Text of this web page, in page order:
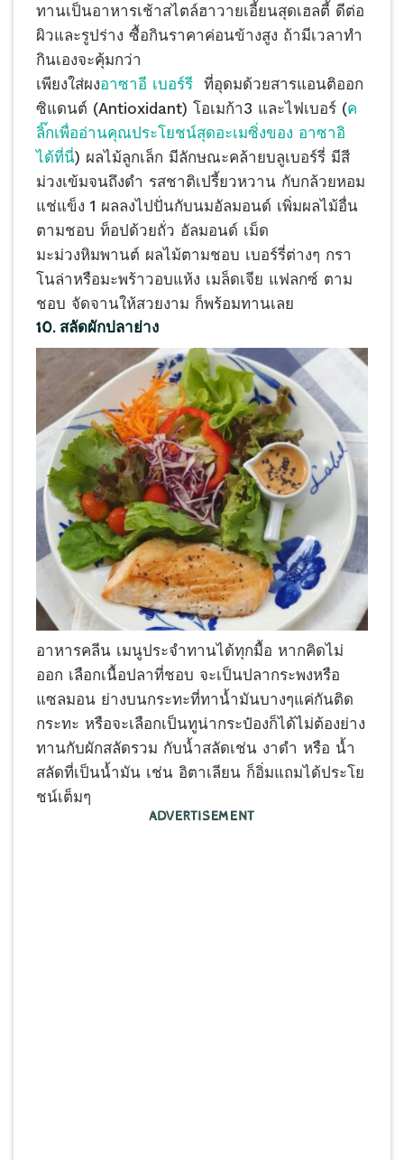
ทานเป็นอาหารเช้าสไตล์ฮาวายเอี้ยนสุดเฮลตี้ ดีต่อ
ผิวและรูปร่าง ซื้อกินราคาค่อนข้างสูง ถ้ามีเวลาทำ
กินเองจะคุ้มกว่า
เพียงใส่ผงอาซาอี เบอร์รี ที่อุดมด้วยสารแอนติออก
ซิแดนต์ (Antioxidant) โอเมก้า3 และไฟเบอร์ (ค
ลิ๊กเพื่ออ่านคุณประโยชน์สุดอะเมซิ่งของ อาซาอิ
ได้ที่นี่) ผลไม้ลูกเล็ก มีลักษณะคล้ายบลูเบอร์รี่ มีสี
ม่วงเข้มจนถึงดำ รสชาติเปรี้ยวหวาน กับกล้วยหอม
แช่แข็ง 1 ผลลงไปปั่นกับนมอัลมอนด์ เพิ่มผลไม้อื่น
ตามชอบ ท็อปด้วยถั่ว อัลมอนด์ เม็ด
มะม่วงหิมพานต์ ผลไม้ตามชอบ เบอร์รี่ต่างๆ กรา
โนล่าหรือมะพร้าวอบแห้ง เมล็ดเจีย แฟลกซ์ ตาม
ชอบ จัดจานให้สวยงาม ก็พร้อมทานเลย
10. สลัดผักปลาย่าง
อาหารคลีน เมนูประจำทานได้ทุกมื้อ หากคิดไม่
ออก เลือกเนื้อปลาที่ชอบ จะเป็นปลากระพงหรือ
แซลมอน ย่างบนกระทะที่ทาน้ำมันบางๆแค่กันติด
กระทะ หรือจะเลือกเป็นทูน่ากระป๋องก็ได้ไม่ต้องย่าง
ทานกับผักสลัดรวม กับน้ำสลัดเช่น งาดำ หรือ น้ำ
สลัดที่เป็นน้ำมัน เช่น อิตาเลียน ก็อิ่มแถมได้ประโย
ชน์เต็มๆ
ADVERTISEMENT